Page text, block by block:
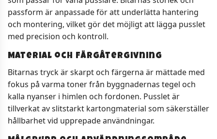
passform är anpassade för att underlätta hantering
och montering, vilket gör det möjligt att lägga pusslet
med precision och kontroll.
Material och färgåtergivning
Bitarnas tryck är skarpt och färgerna är mättade med
fokus på varma toner från byggnadernas tegel och
kalla nyanser i himlen och fordonen. Pusslet är
tillverkat av slitstarkt kartongmaterial som säkerställer
hållbarhet vid upprepade användningar.